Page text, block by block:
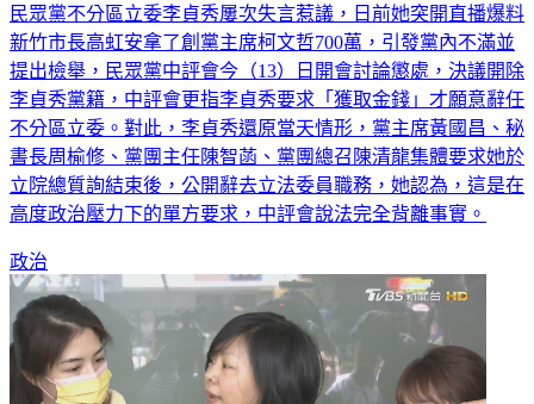
民眾黨不分區立委李貞秀屢次失言惹議，日前她突開直播爆料
新竹市長高虹安拿了創黨主席柯文哲700萬，引發黨內不滿並
提出檢舉，民眾黨中評會今（13）日開會討論懲處，決議開除
李貞秀黨籍，中評會更指李貞秀要求「獲取金錢」才願意辭任
不分區立委。對此，李貞秀還原當天情形，黨主席黃國昌、秘
書長周榆修、黨團主任陳智菡、黨團總召陳清龍集體要求她於
立院總質詢結束後，公開辭去立法委員職務，她認為，這是在
高度政治壓力下的單方要求，中評會說法完全背離事實。
政治